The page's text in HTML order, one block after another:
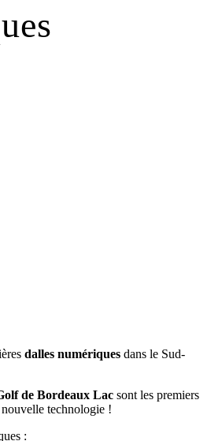
dalles numériques dans le Sud-
de Bordeaux Lac sont les premiers
technologie !
: